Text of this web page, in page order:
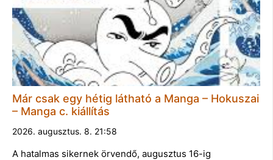
Már csak egy hétig látható a Manga – Hokuszai
– Manga c. kiállítás
2026. augusztus. 8. 21:58
A hatalmas sikernek örvendő, augusztus 16-ig